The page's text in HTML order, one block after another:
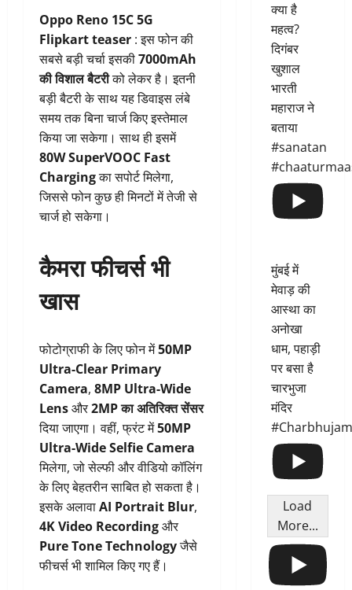
Oppo Reno 15C 5G
Flipkart teaser : इस फोन की
सबसे बड़ी चर्चा इसकी7000mAh
की विशाल बैटरीको लेकर है। इतनी
बड़ी बैटरी के साथ यह डिवाइस लंबे
समय तक बिना चार्ज किए इस्तेमाल
किया जा सकेगा। साथ ही इसमें
80W SuperVOOC Fast
Chargingका सपोर्ट मिलेगा,
जिससे फोन कुछ ही मिनटों में तेजी से
चार्ज हो सकेगा।
कैमरा फीचर्स भी
खास
फोटोग्राफी के लिए फोन में50MP
Ultra-Clear Primary
Camera, 8MP Ultra-Wide
Lensऔर2MP का अतिरिक्त सेंसर
दिया जाएगा। वहीं, फ्रंट में50MP
Ultra-Wide Selfie Camera
मिलेगा, जो सेल्फी और वीडियो कॉलिंग
के लिए बेहतरीन साबित हो सकता है।
इसके अलावाAI Portrait Blur,
4K Video Recordingऔर
Pure Tone Technologyजैसे
फीचर्स भी शामिल किए गए हैं।
क्या है
महत्व?
दिगंबर
खुशाल
भारती
महाराज ने
बताया
#sanatan
मुंबई में
मेवाड़ की
आस्था का
अनोखा
धाम, पहाड़ी
पर बसा है
चारभुजा
मंदिर
Load
More...